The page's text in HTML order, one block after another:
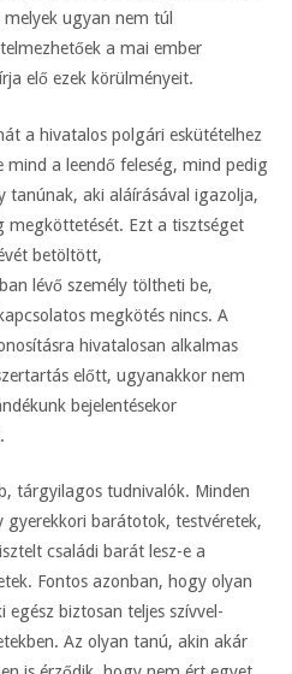
ugyan nem túl
a mai ember
elő ezek körülményeit.
a hivatalos polgári eskütételhez
mind a leendő feleség, mind pedig
tanúnak, aki aláírásával igazolja,
megköttetését. Ezt a tisztséget
betöltött,
lévő személy töltheti be,
megkötés nincs. A
hivatalosan alkalmas
előtt, ugyanakkor nem
bejelentésekor
tárgyilagos tudnivalók. Minden
barátotok, testvéretek,
családi barát lesz-e a
Fontos azonban, hogy olyan
egész biztosan teljes szívvel-
Az olyan tanú, akin akár